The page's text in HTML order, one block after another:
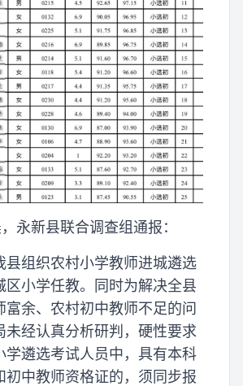
永新县联合调查组通报：
县组织农村小学教师进城遴选
区小学任教。同时为解决全县
富余、农村初中教师不足的问
未经认真分析研判，硬性要求
学遴选考试人员中，具有本科
初中教师资格证的，须同步报